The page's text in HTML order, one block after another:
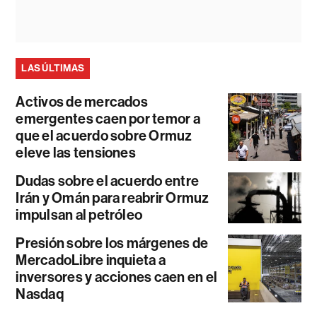
LAS ÚLTIMAS
Activos de mercados
emergentes caen por temor a
que el acuerdo sobre Ormuz
eleve las tensiones
Dudas sobre el acuerdo entre
Irán y Omán para reabrir Ormuz
impulsan al petróleo
Presión sobre los márgenes de
MercadoLibre inquieta a
inversores y acciones caen en el
Nasdaq